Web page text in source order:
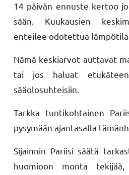
14 päivän ennuste kertoo
sään. Kuukausien
enteilee odotettua
Nämä keskiarvot auttavat
tai jos haluat
sääolosuhteisiin.
Tarkka tuntikohtainen
pysymään ajantasalla
Sijainnin Pariisi säätä
huomioon monta tekijää,